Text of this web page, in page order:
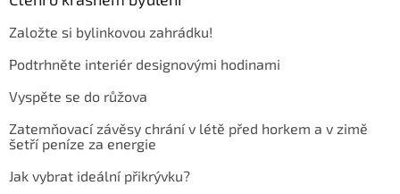
Založte si bylinkovou zahrádku!
Podtrhněte interiér designovými hodinami
Vyspěte se do růžova
Zatemňovací závěsy chrání v létě před horkem a v zimě
šetří peníze za energie
Jak vybrat ideální přikrývku?